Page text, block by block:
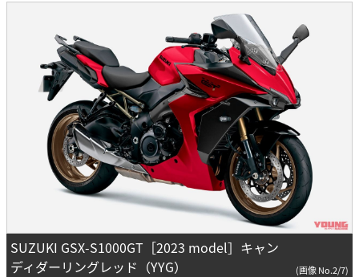
SUZUKI GSX-S1000GT［2023 model］キャン
ディダーリングレッド（YYG）
(画像 No.2/7)